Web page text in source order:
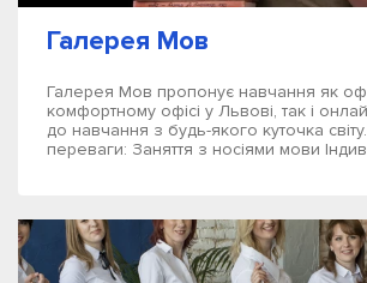
Галерея Мов
Галерея Мов пропонує навчання як
комфортному офісі у Львові, так і
до навчання з будь-якого куточка
переваги: Заняття з носіями мови